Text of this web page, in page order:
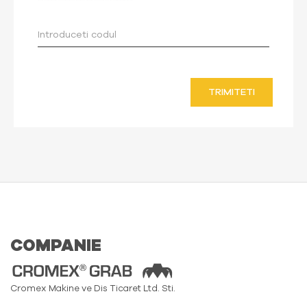
TRIMITETI
COMPANIE
Cromex Makine ve Dis Ticaret Ltd. Sti.